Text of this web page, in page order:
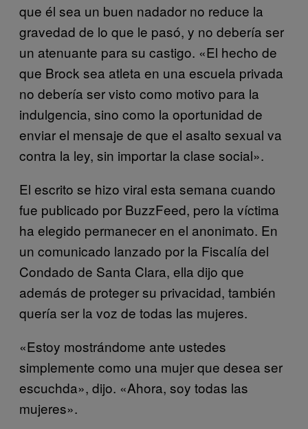
que él sea un buen nadador no reduce la
gravedad de lo que le pasó, y no debería ser
un atenuante para su castigo. «El hecho de
que Brock sea atleta en una escuela privada
no debería ser visto como motivo para la
indulgencia, sino como la oportunidad de
enviar el mensaje de que el asalto sexual va
contra la ley, sin importar la clase social».
El escrito se hizo viral esta semana cuando
fue publicado por BuzzFeed, pero la víctima
ha elegido permanecer en el anonimato. En
un comunicado lanzado por la Fiscalía del
Condado de Santa Clara, ella dijo que
además de proteger su privacidad, también
quería ser la voz de todas las mujeres.
«Estoy mostrándome ante ustedes
simplemente como una mujer que desea ser
escuchda», dijo. «Ahora, soy todas las
mujeres».